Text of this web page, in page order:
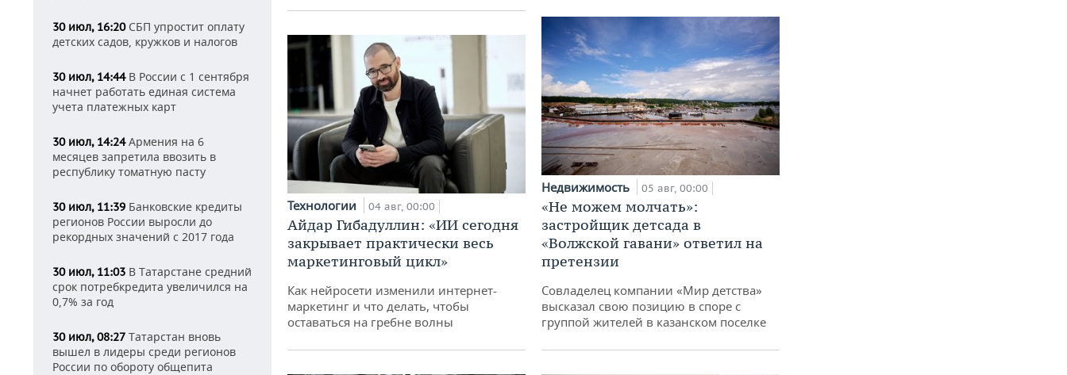
30 июл, 16:20СБП упростит оплату
детских садов, кружков и налогов
30 июл, 14:44В России с 1 сентября
начнет работать единая система
учета платежных карт
30 июл, 14:24Армения на 6
месяцев запретила ввозить в
республику томатную пасту
30 июл, 11:39 Банковские кредиты
регионов России выросли до
рекордных значений с 2017 года
30 июл, 11:03 В Татарстане средний
срок потребкредита увеличился на
0,7% за год
30 июл, 08:27 Татарстан вновь
вышел в лидеры среди регионов
России по обороту общепита
Технологии 04 авг, 00:00
Айдар Гибадуллин: «ИИ сегодня
закрывает практически весь
маркетинговый цикл»
Как нейросети изменили интернет-
маркетинг и что делать, чтобы
оставаться на гребне волны
Недвижимость 05 авг, 00:00
«Не можем молчать»:
застройщик детсада в
«Волжской гавани» ответил на
претензии
Совладелец компании «Мир детства»
высказал свою позицию в споре с
группой жителей в казанском поселке